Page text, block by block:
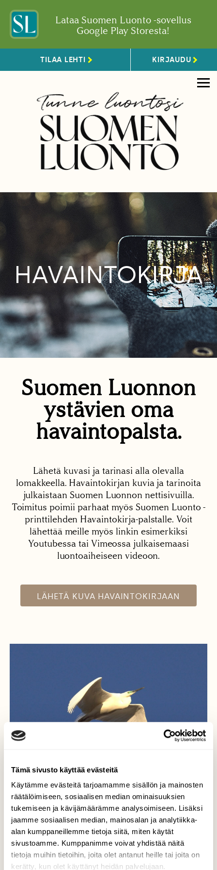
Tämä sivusto käyttää evästeitä
Käytämme evästeitä tarjoamamme sisällön ja mainosten
räätälöimiseen, sosiaalisen median ominaisuuksien
tukemiseen ja kävijämäärämme analysoimiseen. Lisäksi
jaamme sosiaalisen median, mainosalan ja analytiikka-
alan kumppaneillemme tietoja siitä, miten käytät
sivustoamme. Kumppanimme voivat yhdistää näitä
tietoja muihin tietoihin, joita olet antanut heille tai joita on
kerätty, kun olet käyttänyt heidän palvelujaan.
Lataa Suomen Luonto -sovellus
Google Play Storesta!
TILAA LEHTI KIRJAUDU
HAVAINTOKIRJA
Suomen Luonnon
ystävien oma
havaintopalsta.
Lähetä kuvasi ja tarinasi alla olevalla
lomakkeella. Havaintokirjan kuvia ja tarinoita
julkaistaan Suomen Luonnon nettisivuilla.
Toimitus poimii parhaat myös Suomen Luonto -
printtilehden Havaintokirja-palstalle. Voit
lähettää meille myös linkin esimerkiksi
Youtubessa tai Vimeossa julkaisemaasi
luontoaiheiseen videoon.
LÄHETÄ KUVA HAVAINTOKIRJAAN
Jalohaikara
Harmaahaikara pesintäalueen tarkkailun